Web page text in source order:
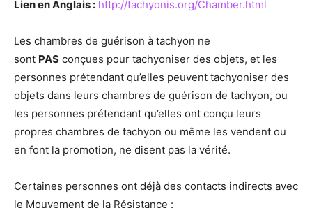
Lien en Anglais : http://tachyonis.org/Chamber.html
Les chambres de guérison à tachyon ne
sont PAS conçues pour tachyoniser des objets, et les
personnes prétendant qu’elles peuvent tachyoniser des
objets dans leurs chambres de guérison de tachyon, ou
les personnes prétendant qu’elles ont conçu leurs
propres chambres de tachyon ou même les vendent ou
en font la promotion, ne disent pas la vérité.
Certaines personnes ont déjà des contacts indirects avec
le Mouvement de la Résistance :